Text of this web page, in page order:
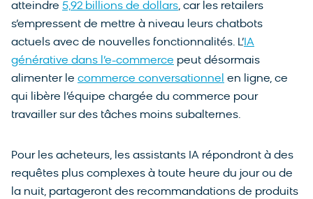
atteindre 5,92 billions de dollars, car les retailers
s’empressent de mettre à niveau leurs chatbots
actuels avec de nouvelles fonctionnalités. L’IA
générative dans l’e-commerce peut désormais
alimenter le commerce conversationnel en ligne, ce
qui libère l’équipe chargée du commerce pour
travailler sur des tâches moins subalternes.
Pour les acheteurs, les assistants IA répondront à des
requêtes plus complexes à toute heure du jour ou de
la nuit, partageront des recommandations de produits